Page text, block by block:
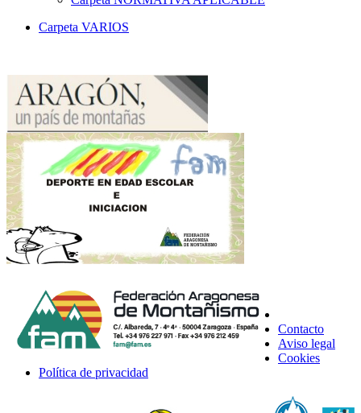
Carpeta VARIOS
Contacto
Aviso legal
Cookies
Política de privacidad